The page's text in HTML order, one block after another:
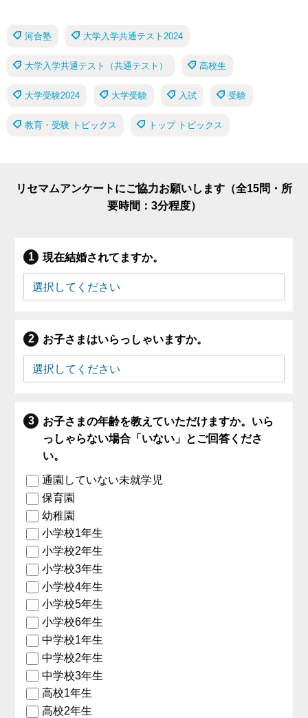
河合塾 大学入学共通テスト2024
大学入学共通テスト（共通テスト） 高校生
大学受験2024 大学受験 入試 受験
教育・受験 トピックス トップ トピックス
リセマムアンケートにご協力お願いします（全15問・所
要時間：3分程度）
現在結婚されてますか。
お子さまはいらっしゃいますか。
お子さまの年齢を教えていただけますか。いら
っしゃらない場合「いない」とご回答くださ
い。
通園していない未就学児
保育園
幼稚園
小学校1年生
小学校2年生
小学校3年生
小学校4年生
小学校5年生
小学校6年生
中学校1年生
中学校2年生
中学校3年生
高校1年生
高校2年生